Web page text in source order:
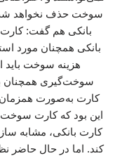
سوخت حذف نخواهد شد
بانکی هم گفت:
بانکی همچنان مورد
هزینه سوخت باید
سوخت‌گیری همچنان
کارت به‌صورت همزمان
این بود که کارت سوخت
کارت بانکی، مشابه
کند. اما در حال